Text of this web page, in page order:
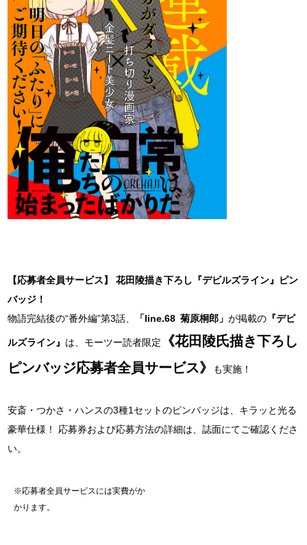
【応募者全員サービス】 花田陵描き下ろし『デビルズライン』ピン
バッジ！
物語完結後の“番外編”第3話、
「line.68 菊原桐郎」が掲載の 『デビ
ルズライン』 は、モーツー読者限定
《花田陵氏描き下ろし
ピンバッジ応募者全員サービス》
も実施！
安斎・つかさ・ハンスの3種1セットのピンバッジは、キラッと光る
豪華仕様！ 応募券および応募方法の詳細は、誌面にてご確認くださ
い。
※応募者全員サービスには実費がか
かります。